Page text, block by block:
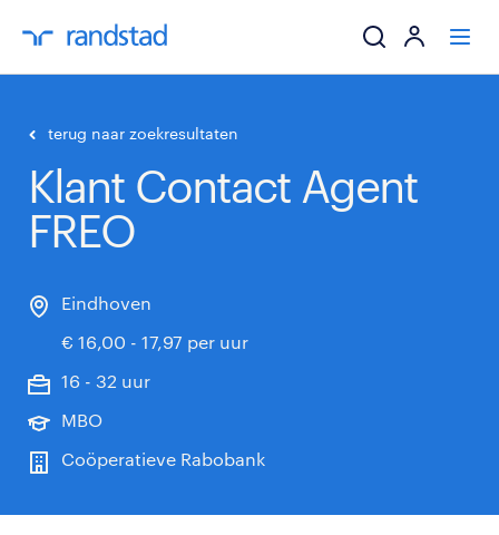
werkgevers
terug naar zoekresultaten
Klant Contact Agent
FREO
Eindhoven
€ 16,00 - 17,97 per uur
16 - 32 uur
MBO
Coöperatieve Rabobank